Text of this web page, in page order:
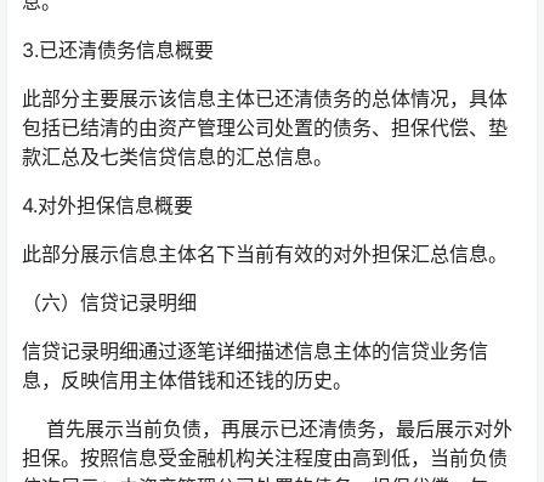
3.已还清债务信息概要
此部分主要展示该信息主体已还清债务的总体情况，具体
包括已结清的由资产管理公司处置的债务、担保代偿、垫
款汇总及七类信贷信息的汇总信息。
4.对外担保信息概要
此部分展示信息主体名下当前有效的对外担保汇总信息。
（六）信贷记录明细
信贷记录明细通过逐笔详细描述信息主体的信贷业务信
息，反映信用主体借钱和还钱的历史。
首先展示当前负债，再展示已还清债务，最后展示对外
担保。按照信息受金融机构关注程度由高到低，当前负债